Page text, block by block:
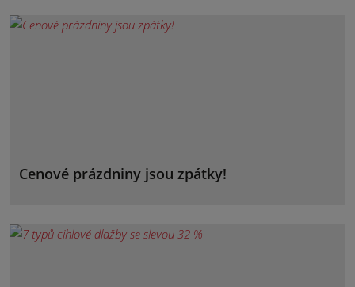
Cenové prázdniny jsou zpátky!